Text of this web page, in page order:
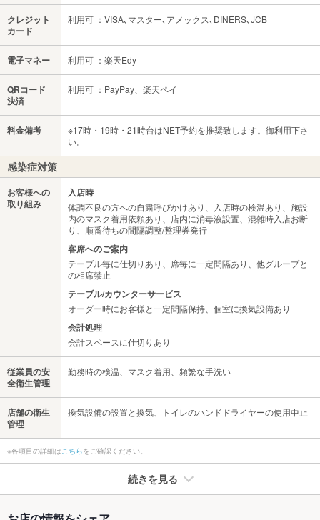
クレジット
カード
利用可 ：VISA､マスター､アメックス､DINERS､JCB
電子マネー 利用可 ：楽天Edy
QRコード
決済
利用可 ：PayPay、楽天ペイ
料金備考
※17時・19時・21時台はNET予約を推奨致します。御利用下さ
い。
感染症対策
お客様への
取り組み
入店時
体調不良の方への自粛呼びかけあり、入店時の検温あり、施設
内のマスク着用依頼あり、店内に消毒液設置、混雑時入店お断
り、順番待ちの間隔調整/整理券発行
客席へのご案内
テーブル毎に仕切りあり、席毎に一定間隔あり、他グループと
の相席禁止
テーブル/カウンターサービス
オーダー時にお客様と一定間隔保持、個室に換気設備あり
会計処理
会計スペースに仕切りあり
従業員の安
全衛生管理
勤務時の検温、マスク着用、頻繁な手洗い
店舗の衛生
管理
換気設備の設置と換気、トイレのハンドドライヤーの使用中止
※各項目の詳細は こちらをご確認ください。
続きを見る